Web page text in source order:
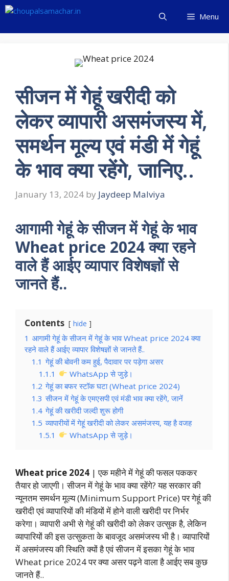
Skip
content
Menu
सीजन में गेहूं खरीदी को
लेकर व्यापारी असमंजस्य में,
समर्थन मूल्य एवं मंडी में गेहूं
के भाव क्या रहेंगे, जानिए..
January 13, 2024 by Jaydeep Malviya
आगामी गेहूं के सीजन में गेहूं के भाव
Wheat price 2024 क्या रहने
वाले हैं आईए व्यापार विशेषज्ञों से
जानते हैं..
Contents hide
1 आगामी गेहूं के सीजन में गेहूं के भाव Wheat price 2024 क्या
रहने वाले हैं आईए व्यापार विशेषज्ञों से जानते हैं..
1.1 गेहूं की बोवनी कम हुई, पैदावार पर पड़ेगा असर
1.1.1
WhatsApp से जुड़े।
1.2 गेहूं का बफर स्टॉक घटा (Wheat price 2024)
1.3 सीजन में गेहूं के एमएसपी एवं मंडी भाव क्या रहेंगे, जानें
1.4 गेहूं की खरीदी जल्दी शुरू होगी
1.5 व्यापारीयों में गेहूं खरीदी को लेकर असमंजस्य, यह है वजह
1.5.1
WhatsApp से जुड़े।
Wheat price 2024 | एक महीने में गेहूं की फसल पककर
तैयार हो जाएगी। सीजन में गेहूं के भाव क्या रहेंगे? यह सरकार की
न्यूनतम समर्थन मूल्य (Minimum Support Price) पर गेहूं की
खरीदी एवं व्यापारियों की मंडियों में होने वाली खरीदी पर निर्भर
करेगा। व्यापारी अभी से गेहूं की खरीदी को लेकर उत्सुक है, लेकिन
व्यापारियों की इस उत्सुकता के बावजूद असमंजस्य भी है। व्यापारियों
में असमंजस्य की स्थिति क्यों है एवं सीजन में इसका गेहूं के भाव
Wheat price 2024 पर क्या असर पढ़ने वाला है आईए सब कुछ
जानते हैं..